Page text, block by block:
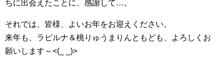
ちに出会えたことに、感謝して…。
それでは、皆様、よいお年をお迎えください。
来年も、ラピルナ＆桃りゅうまりんともども、よろしくお
願いします～<(_ _)>